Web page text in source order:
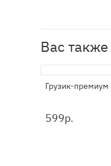
Вас также
Грузик-премиум
599р.